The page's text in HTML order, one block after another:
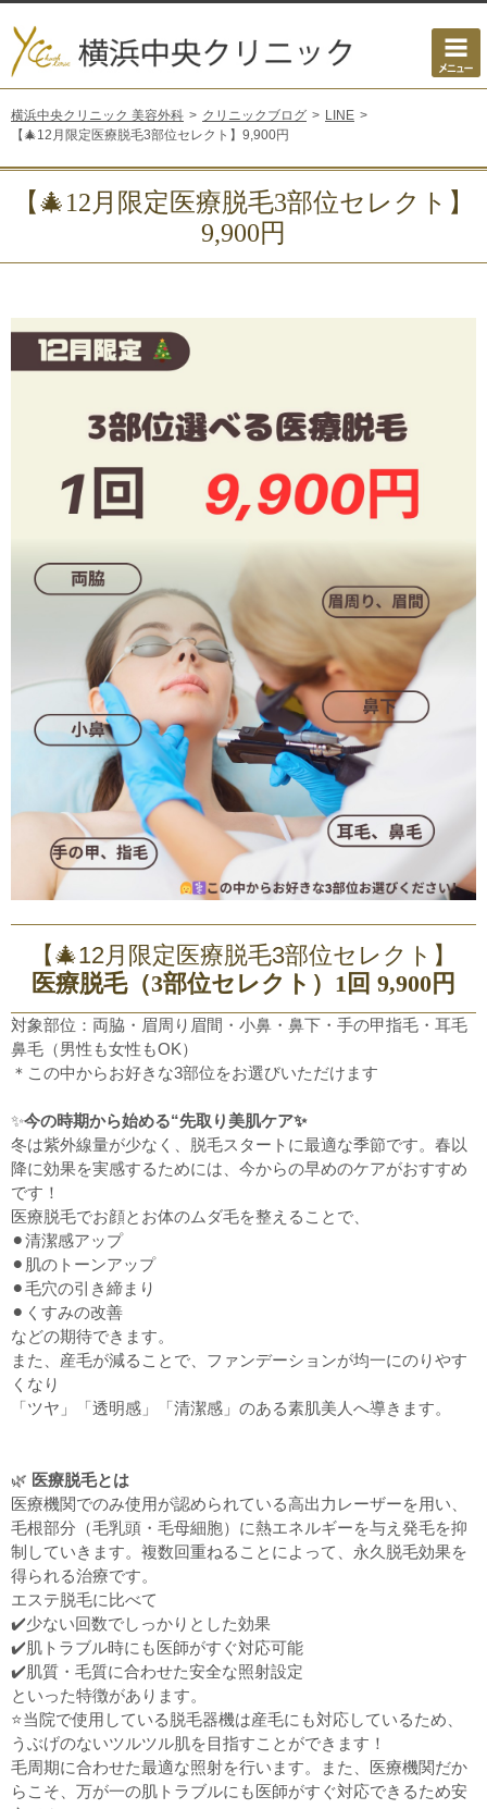
横浜中央クリニック 美容外科 クリニックブログ
LINE
【🎄12月限定医療脱毛3部位セレクト】9,900円
【🎄12月限定医療脱毛3部位セレクト】
9,900円
【🎄12月限定医療脱毛3部位セレクト】
医療脱毛（3部位セレクト）1回 9,900円
対象部位：両脇・眉周り眉間・小鼻・鼻下・手の甲指毛・耳毛
鼻毛（男性も女性もOK）
＊この中からお好きな3部位をお選びいただけます
✨今の時期から始める“先取り美肌ケア✨
冬は紫外線量が少なく、脱毛スタートに最適な季節です。春以
降に効果を実感するためには、今からの早めのケアがおすすめ
です！
医療脱毛でお顔とお体のムダ毛を整えることで、
⚫︎清潔感アップ
⚫︎肌のトーンアップ
⚫︎毛穴の引き締まり
⚫︎くすみの改善
などの期待できます。
また、産毛が減ることで、ファンデーションが均一にのりやす
くなり
「ツヤ」「透明感」「清潔感」のある素肌美人へ導きます。
🌿 医療脱毛とは
医療機関でのみ使用が認められている高出力レーザーを用い、
毛根部分（毛乳頭・毛母細胞）に熱エネルギーを与え発毛を抑
制していきます。複数回重ねることによって、永久脱毛効果を
得られる治療です。
エステ脱毛に比べて
✔️少ない回数でしっかりとした効果
✔️肌トラブル時にも医師がすぐ対応可能
✔️肌質・毛質に合わせた安全な照射設定
といった特徴があります。
⭐️当院で使用している脱毛器機は産毛にも対応しているため、
うぶげのないツルツル肌を目指すことができます！
毛周期に合わせた最適な照射を行います。また、医療機関だか
らこそ、万が一の肌トラブルにも医師がすぐ対応できるため安